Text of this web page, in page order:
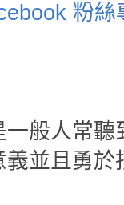
粉絲
般人常
並且勇於